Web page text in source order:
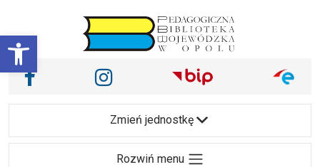
Otwórz pasek narzędzi
Main Navigation
Nasze media społecznościowe i inne
Facebook Instagram
Zmień jednostkę
Rozwiń menu